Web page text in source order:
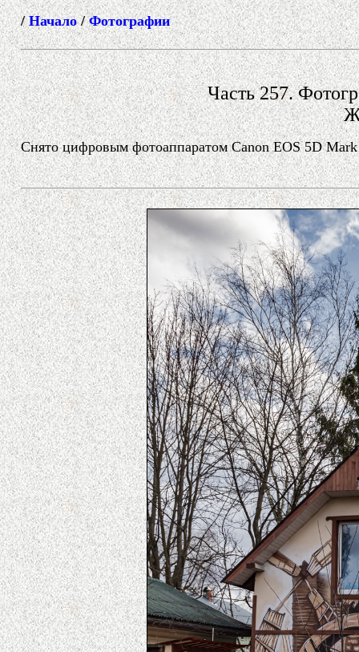
/Начало/Фотографии
Часть 257.
Снято цифровым фотоаппаратом Canon EOS 5D